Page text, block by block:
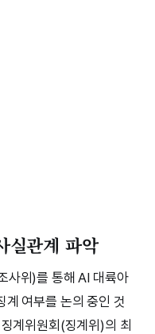
실관계 파악
사위)를 통해 AI 대륙아
계 여부를 논의 중인 것
계위원회(징계위)의 최